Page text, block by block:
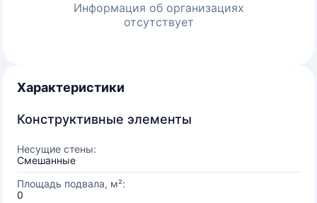
Информация об организациях
отсутствует
Характеристики
Конструктивные элементы
Несущие стены:
Смешанные
Площадь подвала, м²:
0